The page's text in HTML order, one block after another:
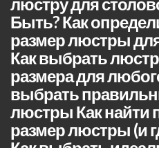
Быть? Как
размер люстры
Как выбрать
размера для
выбрать
люстры Как найти
размер люстры (и